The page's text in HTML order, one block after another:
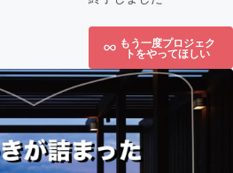
もう一度プロジェク
トをやってほしい